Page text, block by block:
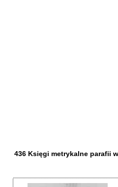
436 Księgi metrykalne parafii